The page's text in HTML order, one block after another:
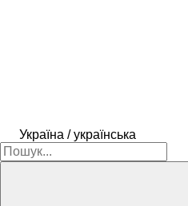
Україна / українська